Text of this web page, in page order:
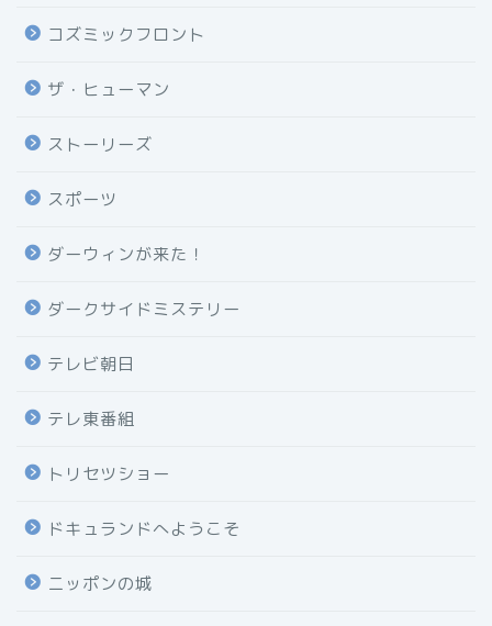
コズミックフロント
ザ・ヒューマン
ストーリーズ
スポーツ
ダーウィンが来た！
ダークサイドミステリー
テレビ朝日
テレ東番組
トリセツショー
ドキュランドへようこそ
ニッポンの城